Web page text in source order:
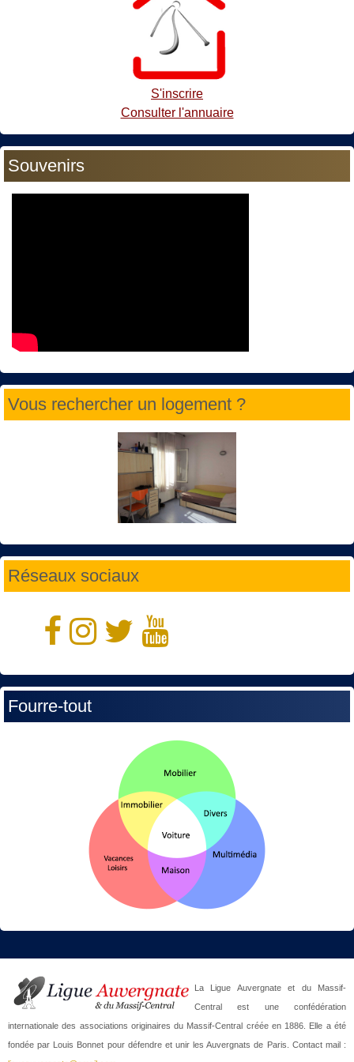
S'inscrire
Consulter l'annuaire
Souvenirs
Vous rechercher un logement ?
Réseaux sociaux
Fourre-tout
La Ligue Auvergnate et du Massif-
Central est une confédération
internationale des associations originaires du Massif-Central créée en 1886. Elle a été
fondée par Louis Bonnet pour défendre et unir les Auvergnats de Paris. Contact mail :